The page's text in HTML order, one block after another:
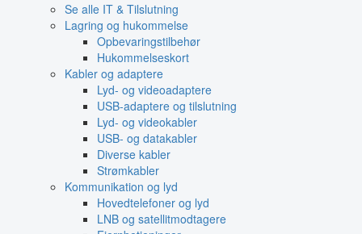
Se alle IT & Tilslutning
Lagring og hukommelse
Opbevaringstilbehør
Hukommelseskort
Kabler og adaptere
Lyd- og videoadaptere
USB-adaptere og tilslutning
Lyd- og videokabler
USB- og datakabler
Diverse kabler
Strømkabler
Kommunikation og lyd
Hovedtelefoner og lyd
LNB og satellitmodtagere